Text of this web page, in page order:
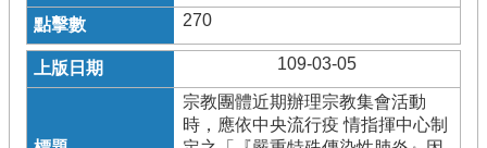
270
109-03-05
宗教團體近期辦理宗教集會活動
時，應依中央流行疫 情指揮中心制